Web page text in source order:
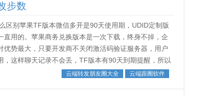
步数
区别苹果TF版本微信多开是90天使用期，UDID定制版
用的。苹果商务兑换版本是一次下载，终身不掉，企
势最大，只要开发商不关闭激活码验证服务器，用户
这样聊天记录不会丢，TF版本有90天到期提醒，所以
份资料。˂img src... 云端转发朋友圈大全 云端跟圈软件